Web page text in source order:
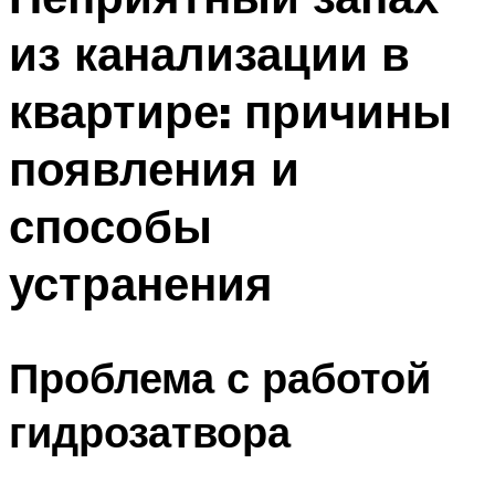
из канализации в
квартире: причины
появления и
способы
устранения
Проблема с работой
гидрозатвора